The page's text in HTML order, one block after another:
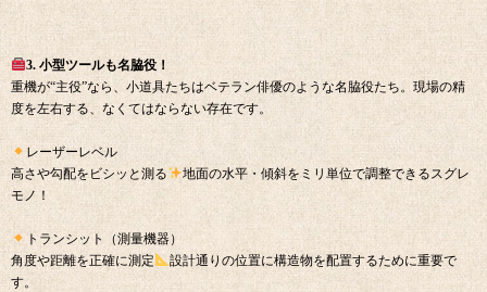
3. 小型ツールも名脇役！
重機が“主役”なら、小道具たちはベテラン俳優のような名脇役たち。現場の精
度を左右する、なくてはならない存在です。
レーザーレベル
高さや勾配をビシッと測る
地面の水平・傾斜をミリ単位で調整できるスグレ
モノ！
トランシット（測量機器）
角度や距離を正確に測定
設計通りの位置に構造物を配置するために重要で
す。